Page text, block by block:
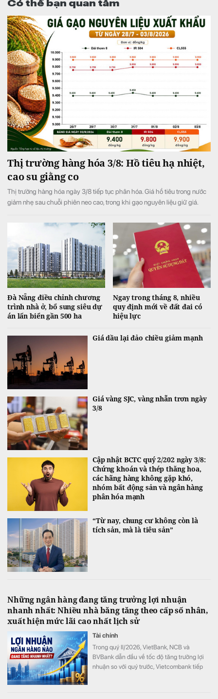
Thị trường hàng hóa 3/8: Hồ tiêu hạ nhiệt,
cao su giằng co
Thị trường hàng hóa ngày 3/8 tiếp tục phân hóa. Giá hồ tiêu trong nước
giảm nhẹ sau chuỗi phiên neo cao, trong khi gạo nguyên liệu giữ giá.
Đà Nẵng điều chỉnh chương
trình nhà ở, bổ sung siêu dự
án lấn biển gần 500 ha
Ngay trong tháng 8, nhiều
quy định mới về đất đai có
hiệu lực
Giá dầu lại đảo chiều giảm mạnh
Giá vàng SJC, vàng nhẫn trơn ngày
3/8
Cập nhật BCTC quý 2/202 ngày 3/8:
Chứng khoán và thép thăng hoa,
các hãng hàng không gặp khó,
nhóm bất động sản và ngân hàng
phân hóa mạnh
“Từ nay, chung cư không còn là
tích sản, mà là tiêu sản”
Những ngân hàng đang tăng trưởng lợi nhuận
nhanh nhất: Nhiều nhà băng tăng theo cấp số nhân,
xuất hiện mức lãi cao nhất lịch sử
Tài chính
Trong quý II/2026, VietBank, NCB và
BVBank dẫn đầu về tốc độ tăng trưởng lợi
nhuận so với quý trước, Vietcombank tiếp